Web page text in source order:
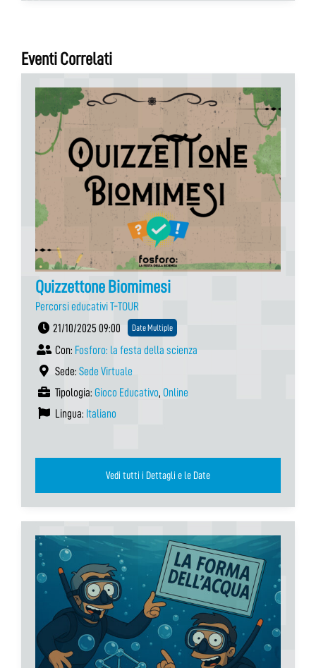
Eventi Correlati
Quizzettone Biomimesi
Percorsi educativi T-TOUR
21/10/2025 09:00
Date Multiple
Con: Fosforo: la festa della scienza
Sede: Sede Virtuale
Tipologia: Gioco Educativo, Online
Lingua: Italiano
Vedi tutti i Dettagli e le Date